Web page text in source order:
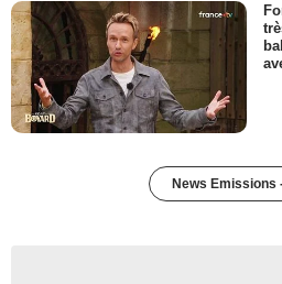
News Emissions